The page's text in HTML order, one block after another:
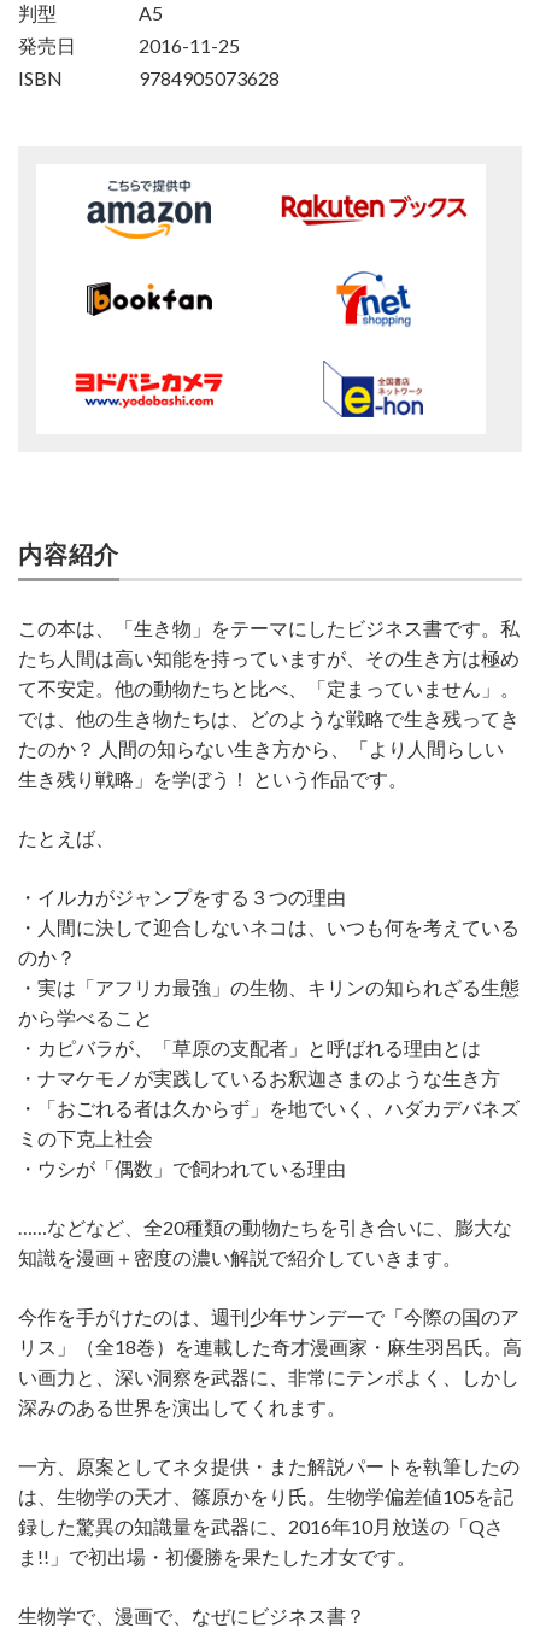
判型
A5
発売日
2016-11-25
ISBN
9784905073628
内容紹介
この本は、「生き物」をテーマにしたビジネス書です。私
たち人間は高い知能を持っていますが、その生き方は極め
て不安定。他の動物たちと比べ、「定まっていません」。
では、他の生き物たちは、どのような戦略で生き残ってき
たのか？ 人間の知らない生き方から、「より人間らしい
生き残り戦略」を学ぼう！ という作品です。
たとえば、
・イルカがジャンプをする３つの理由
・人間に決して迎合しないネコは、いつも何を考えている
のか？
・実は「アフリカ最強」の生物、キリンの知られざる生態
から学べること
・カピバラが、「草原の支配者」と呼ばれる理由とは
・ナマケモノが実践しているお釈迦さまのような生き方
・「おごれる者は久からず」を地でいく、ハダカデバネズ
ミの下克上社会
・ウシが「偶数」で飼われている理由
……などなど、全20種類の動物たちを引き合いに、膨大な
知識を漫画＋密度の濃い解説で紹介していきます。
今作を手がけたのは、週刊少年サンデーで「今際の国のア
リス」（全18巻）を連載した奇才漫画家・麻生羽呂氏。高
い画力と、深い洞察を武器に、非常にテンポよく、しかし
深みのある世界を演出してくれます。
一方、原案としてネタ提供・また解説パートを執筆したの
は、生物学の天才、篠原かをり氏。生物学偏差値105を記
録した驚異の知識量を武器に、2016年10月放送の「Qさ
ま!!」で初出場・初優勝を果たした才女です。
生物学で、漫画で、なぜにビジネス書？